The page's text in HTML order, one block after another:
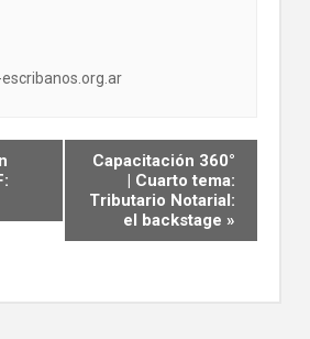
Capacitación 360°
| Cuarto tema:
Tributario Notarial:
el backstage »